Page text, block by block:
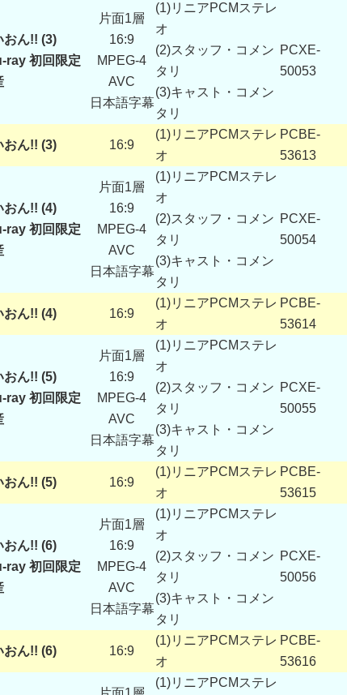
おん!! (3)
ray 初回限定
片面1層
16:9
MPEG-4
AVC
日本語字幕
(1)リニアPCMステレ
オ
(2)スタッフ・コメン
タリ
(3)キャスト・コメン
タリ
PCXE-
50053
おん!! (3) 16:9
(1)リニアPCMステレ
オ
PCBE-
53613
おん!! (4)
ray 初回限定
片面1層
16:9
MPEG-4
AVC
日本語字幕
(1)リニアPCMステレ
オ
(2)スタッフ・コメン
タリ
(3)キャスト・コメン
タリ
PCXE-
50054
おん!! (4) 16:9
(1)リニアPCMステレ
オ
PCBE-
53614
おん!! (5)
ray 初回限定
片面1層
16:9
MPEG-4
AVC
日本語字幕
(1)リニアPCMステレ
オ
(2)スタッフ・コメン
タリ
(3)キャスト・コメン
タリ
PCXE-
50055
おん!! (5) 16:9
(1)リニアPCMステレ
オ
PCBE-
53615
おん!! (6)
ray 初回限定
片面1層
16:9
MPEG-4
AVC
日本語字幕
(1)リニアPCMステレ
オ
(2)スタッフ・コメン
タリ
(3)キャスト・コメン
タリ
PCXE-
50056
おん!! (6) 16:9
(1)リニアPCMステレ
オ
PCBE-
53616
(1)リニアPCMステレ